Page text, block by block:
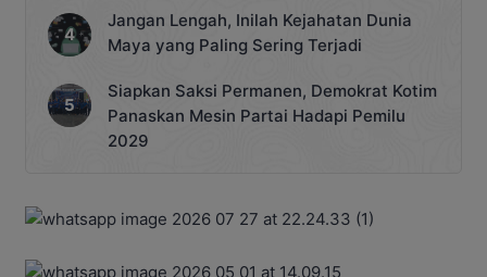
Jangan Lengah, Inilah Kejahatan Dunia
Maya yang Paling Sering Terjadi
Siapkan Saksi Permanen, Demokrat Kotim
Panaskan Mesin Partai Hadapi Pemilu
2029